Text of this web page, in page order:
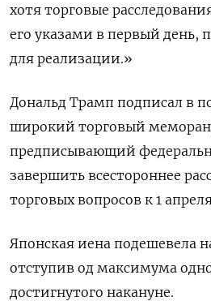
хотя торговые
его указами в первый день,
для реализации.»
Дональд Трамп подписал в
широкий торговый
предписывающий
завершить всестороннее
торговых вопросов к 1
Японская иена подешевела
отступив од максимума
достигнутого накануне.